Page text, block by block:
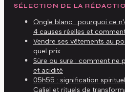
SÉLECTION DE LA
Ongle blanc : pourquoi ce
4 causes réelles et
Vendre ses vêtements au
quel prix
Sûre ou sure : comment ne
et acidité
05h55 : signification
Caliel et rituels de